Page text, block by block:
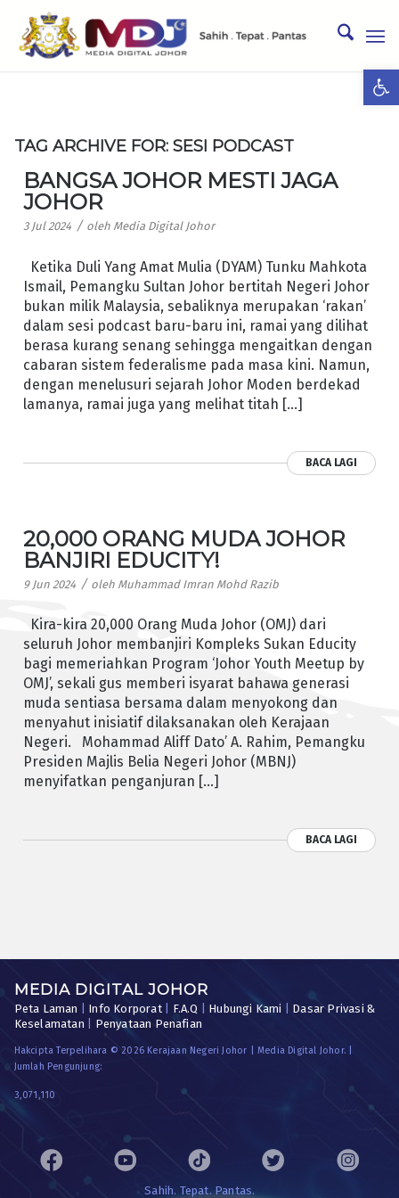
TAG ARCHIVE FOR: SESI PODCAST
BANGSA JOHOR MESTI JAGA
JOHOR
3 Jul 2024 / oleh Media Digital Johor
Ketika Duli Yang Amat Mulia (DYAM) Tunku Mahkota
Ismail, Pemangku Sultan Johor bertitah Negeri Johor
bukan milik Malaysia, sebaliknya merupakan ‘rakan’
dalam sesi podcast baru-baru ini, ramai yang dilihat
berasa kurang senang sehingga mengaitkan dengan
cabaran sistem federalisme pada masa kini. Namun,
dengan menelusuri sejarah Johor Moden berdekad
lamanya, ramai juga yang melihat titah […]
BACA LAGI
20,000 ORANG MUDA JOHOR
BANJIRI EDUCITY!
9 Jun 2024 / oleh Muhammad Imran Mohd Razib
Kira-kira 20,000 Orang Muda Johor (OMJ) dari
seluruh Johor membanjiri Kompleks Sukan Educity
bagi memeriahkan Program ‘Johor Youth Meetup by
OMJ’, sekali gus memberi isyarat bahawa generasi
muda sentiasa bersama dalam menyokong dan
menyahut inisiatif dilaksanakan oleh Kerajaan
Negeri. Mohammad Aliff Dato’ A. Rahim, Pemangku
Presiden Majlis Belia Negeri Johor (MBNJ)
menyifatkan penganjuran […]
BACA LAGI
MEDIA DIGITAL JOHOR
Peta Laman Info Korporat| F.A.Q Hubungi Kami
Dasar Privasi &
Keselamatan
Penyataan Penafian
Hakcipta Terpelihara © 2026 Kerajaan Negeri Johor | Media Digital Johor. |
Jumlah Pengunjung:
3,071,110
Sahih. Tepat. Pantas.